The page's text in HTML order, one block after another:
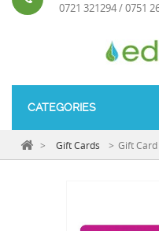
0721 321294 / 0751
CATEGORIES
> Gift Cards > Gift